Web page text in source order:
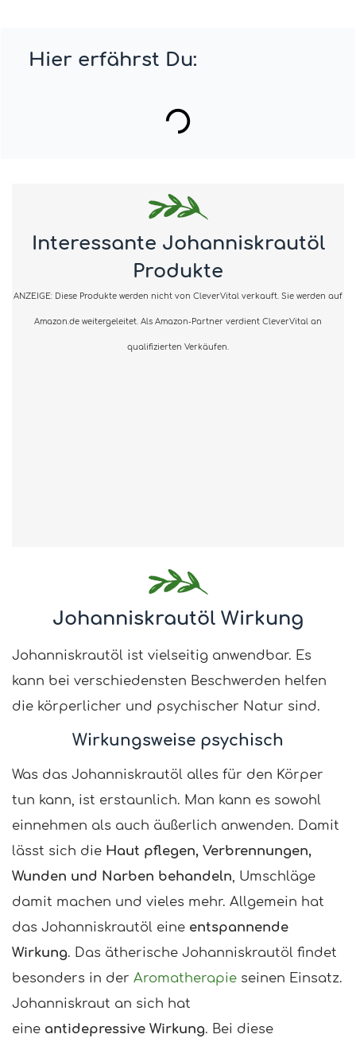
Hier erfährst Du:
Interessante Johanniskrautöl
Produkte
ANZEIGE: Diese Produkte werden nicht von CleverVital verkauft. Sie werden auf
Amazon.de weitergeleitet. Als Amazon-Partner verdient CleverVital an
qualifizierten Verkäufen.
Johanniskrautöl Wirkung
Johanniskrautöl ist vielseitig anwendbar. Es
kann bei verschiedensten Beschwerden helfen
die körperlicher und psychischer Natur sind.
Wirkungsweise psychisch
Was das Johanniskrautöl alles für den Körper
tun kann, ist erstaunlich. Man kann es sowohl
einnehmen als auch äußerlich anwenden. Damit
lässt sich die Haut pflegen, Verbrennungen,
Wunden und Narben behandeln, Umschläge
damit machen und vieles mehr. Allgemein hat
das Johanniskrautöl eine entspannende
Wirkung. Das ätherische Johanniskrautöl findet
besonders in der Aromatherapie seinen Einsatz.
Johanniskraut an sich hat
eine antidepressive Wirkung. Bei diese